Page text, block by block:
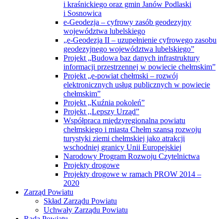
i kraśnickiego oraz gmin Janów Podlaski
i Sosnowica
e-Geodezja – cyfrowy zasób geodezyjny
województwa lubelskiego
„e-Geodezja II – uzupełnienie cyfrowego zasobu
geodezyjnego województwa lubelskiego”
Projekt „Budowa baz danych infrastruktury
informacji przestrzennej w powiecie chełmskim”
Projekt „e-powiat chełmski – rozwój
elektronicznych usług publicznych w powiecie
chełmskim”
Projekt „Kuźnia pokoleń”
Projekt ,,Lepszy Urząd”
Współpraca międzyregionalna powiatu
chełmskiego i miasta Chełm szansą rozwoju
turystyki ziemi chełmskiej jako atrakcji
wschodniej granicy Unii Europejskiej
Narodowy Program Rozwoju Czytelnictwa
Projekty drogowe
Projekty drogowe w ramach PROW 2014 –
2020
Zarząd Powiatu
Skład Zarządu Powiatu
Uchwały Zarządu Powiatu